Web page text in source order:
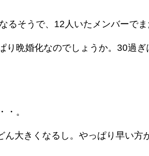
そうで、12人いたメンバーでま
り晩婚化なのでしょうか。30過ぎ
。
大きくなるし。やっぱり早い方